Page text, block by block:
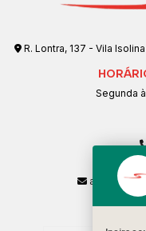
R. Lontra, 137 - Vila
Segunda